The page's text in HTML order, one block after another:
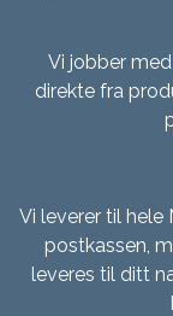
Vi jobber
direkte fra
Vi leverer til hele
postkassen,
leveres til ditt